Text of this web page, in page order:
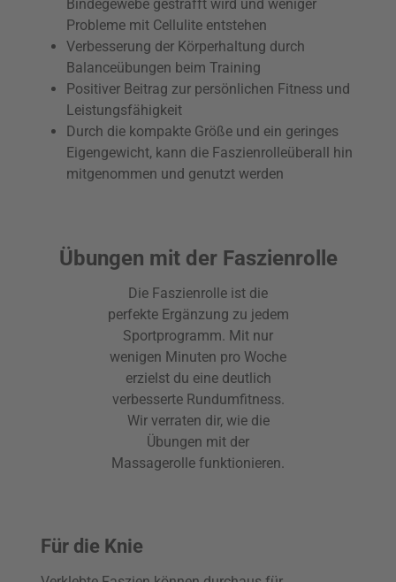
Bindegewebe gestrafft wird und weniger
Probleme mit Cellulite entstehen
Verbesserung der Körperhaltung durch
Balanceübungen beim Training
Positiver Beitrag zur persönlichen Fitness und
Leistungsfähigkeit
Durch die kompakte Größe und ein geringes
Eigengewicht, kann die Faszienrolleüberall hin
mitgenommen und genutzt werden
Übungen mit der Faszienrolle
Die Faszienrolle ist die
perfekte Ergänzung zu jedem
Sportprogramm. Mit nur
wenigen Minuten pro Woche
erzielst du eine deutlich
verbesserte Rundumfitness.
Wir verraten dir, wie die
Übungen mit der
Massagerolle funktionieren.
Für die Knie